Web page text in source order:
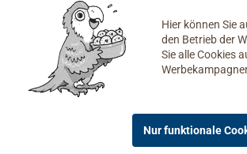
Hier können Sie
den Betrieb der
Sie alle Cookies
Nur funktionale